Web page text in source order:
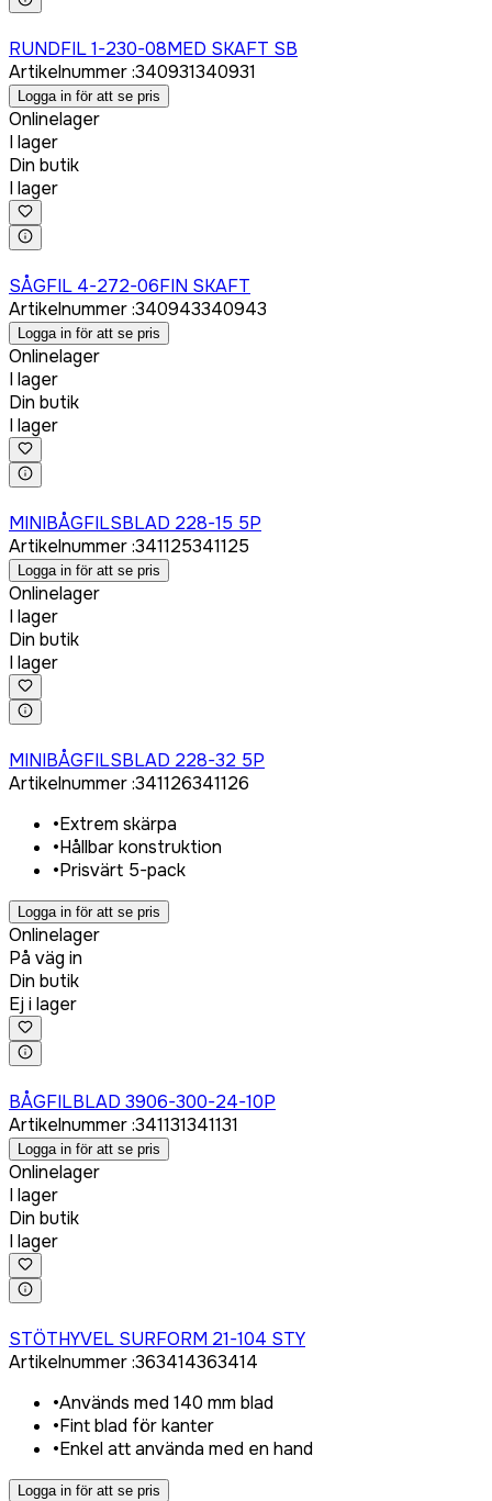
RUNDFIL 1-230-08MED SKAFT SB
Artikelnummer:340931340931
Logga in för att se pris
Onlinelager
I lager
Din butik
I lager
SÅGFIL 4-272-06FIN SKAFT
Artikelnummer:340943340943
Logga in för att se pris
Onlinelager
I lager
Din butik
I lager
MINIBÅGFILSBLAD 228-15 5P
Artikelnummer:341125341125
Logga in för att se pris
Onlinelager
I lager
Din butik
I lager
MINIBÅGFILSBLAD 228-32 5P
Artikelnummer:341126341126
•Extrem skärpa
•Hållbar konstruktion
•Prisvärt 5-pack
Logga in för att se pris
Onlinelager
På väg in
Din butik
Ej i lager
BÅGFILBLAD 3906-300-24-10P
Artikelnummer:341131341131
Logga in för att se pris
Onlinelager
I lager
Din butik
I lager
STÖTHYVEL SURFORM 21-104 STY
Artikelnummer:363414363414
•Används med 140 mm blad
•Fint blad för kanter
•Enkel att använda med en hand
Logga in för att se pris